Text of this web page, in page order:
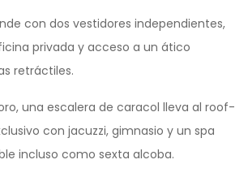
con dos vestidores independientes,
privada y acceso a un ático
retráctiles.
una escalera de caracol lleva al roof-
con jacuzzi, gimnasio y un spa
incluso como sexta alcoba.